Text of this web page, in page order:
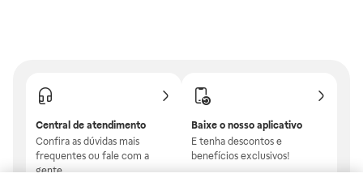
Central de atendimento
Confira as dúvidas mais
frequentes ou fale com a
gente.
Baixe o nosso aplicativo
E tenha descontos e
benefícios exclusivos!